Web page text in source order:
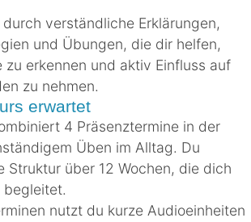
verständliche Erklärungen,
und Übungen, die dir helfen,
zu erkennen und aktiv Einfluss auf
zu nehmen.
erwartet
4 Präsenztermine in der
Üben im Alltag. Du
Struktur über 12 Wochen, die dich
nutzt du kurze Audioeinheiten